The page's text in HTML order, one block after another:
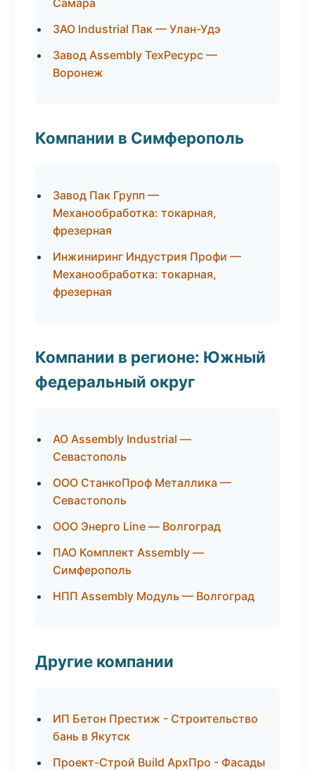
Самара
ЗАО Industrial Пак — Улан-Удэ
Завод Assembly ТехРесурс —
Воронеж
Компании в Симферополь
Завод Пак Групп —
Механообработка: токарная,
фрезерная
Инжиниринг Индустрия Профи —
Механообработка: токарная,
фрезерная
Компании в регионе: Южный
федеральный округ
АО Assembly Industrial —
Севастополь
ООО СтанкоПроф Металлика —
Севастополь
ООО Энерго Line — Волгоград
ПАО Комплект Assembly —
Симферополь
НПП Assembly Модуль — Волгоград
Другие компании
ИП Бетон Престиж - Строительство
бань в Якутск
Проект-Строй Build АрхПро - Фасады